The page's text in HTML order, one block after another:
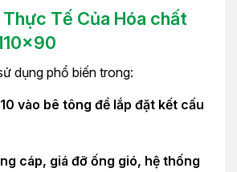
Thực Tế Của Hóa chất
dụng phổ biến trong:
vào bê tông để lắp đặt kết cấu
cáp, giá đỡ ống gió, hệ thống